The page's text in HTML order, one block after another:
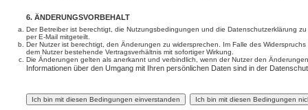
6. ÄNDERUNGSVORBEHALT
Der Betreiber ist berechtigt, die Nutzungsbedingungen und die Datenschutzerklärung
per E-Mail mitgeteilt.
Der Nutzer ist berechtigt, den Änderungen zu widersprechen. Im Falle des
dem Nutzer bestehende Vertragsverhältnis mit sofortiger Wirkung.
Die Änderungen gelten als anerkannt und verbindlich, wenn der Nutzer den
Informationen über den Umgang mit Ihren persönlichen Daten sind in der